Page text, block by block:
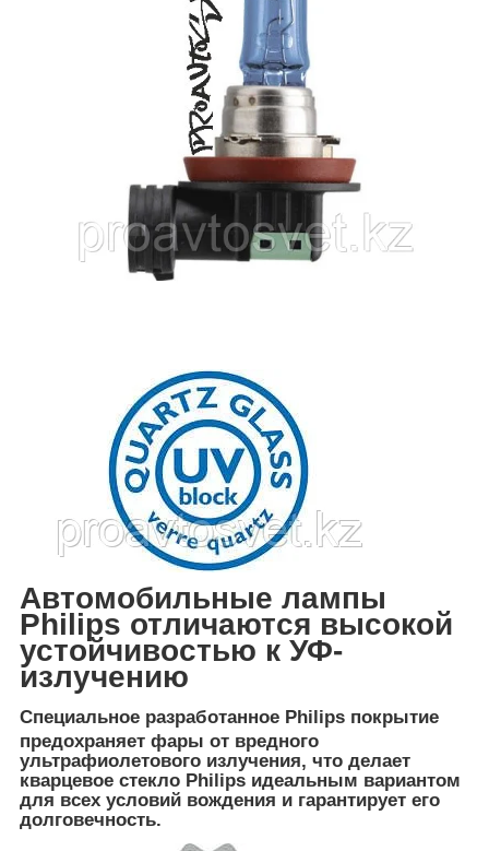
Автомобильные лампы
Philips отличаются высокой
устойчивостью к УФ-
излучению
Специальное разработанное Philips покрытие
предохраняет фары от вредного
ультрафиолетового излучения, что делает
кварцевое стекло Philips идеальным вариантом
для всех условий вождения и гарантирует его
долговечность.